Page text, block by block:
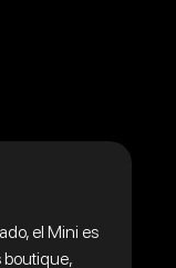
el Mini es
boutique,